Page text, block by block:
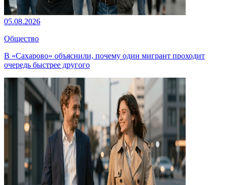
05.08.2026
Общество
В «Сахарово» объяснили, почему один мигрант проходит
очередь быстрее другого